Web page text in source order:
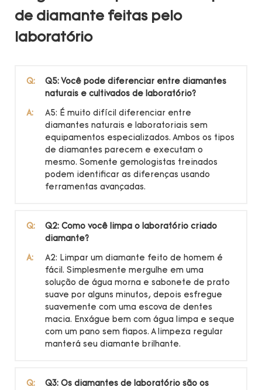
de diamante feitas pelo
laboratório
Q:
Q5: Você pode diferenciar entre diamantes
naturais e cultivados de laboratório?
A:
A5: É muito difícil diferenciar entre
diamantes naturais e laboratoriais sem
equipamentos especializados. Ambos os tipos
de diamantes parecem e executam o
mesmo. Somente gemologistas treinados
podem identificar as diferenças usando
ferramentas avançadas.
Q:
Q2: Como você limpa o laboratório criado
diamante?
A:
A2: Limpar um diamante feito de homem é
fácil. Simplesmente mergulhe em uma
solução de água morna e sabonete de prato
suave por alguns minutos, depois esfregue
suavemente com uma escova de dentes
macia. Enxágue bem com água limpa e seque
com um pano sem fiapos. A limpeza regular
manterá seu diamante brilhante.
Q:
Q3: Os diamantes de laboratório são os